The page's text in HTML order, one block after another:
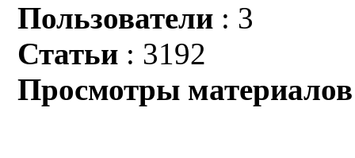
Пользователи : 3
Статьи : 3192
Просмотры материалов